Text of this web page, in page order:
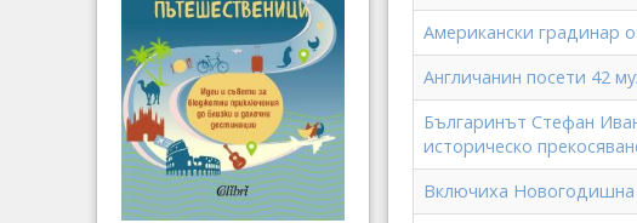
Американски градинар
Англичанин посети 42
Българинът Стефан
историческо
Включиха Новогодишна